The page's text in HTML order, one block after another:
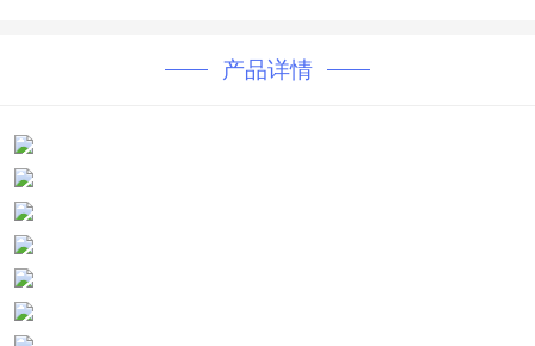
产品详情